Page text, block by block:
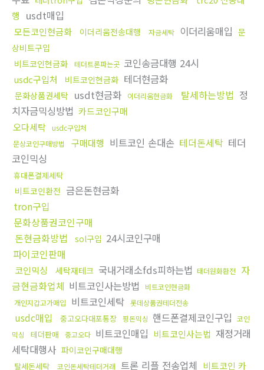
행
usdt매입
모든코인현금화 이더리움전송대행 자금세탁 이더리움매입 문
상비트구입
비트코인현금화
테더트론파는곳 코인송금대행 24시
usdc구입처 비트코인현금화 테더현금화
문화상품권세탁 usdt현금화 이더리움현금화 탈세하는방법 정
치자금믹싱방법 카드코인구매
오다세탁 usdc구입처
문상코인구매방법
구매대행 비트코인 손대손 테더돈세탁 테더
코인믹싱
휴대폰결제세탁
비트코인환전 금은돈현금화
tron구입
문화상품권코인구매
돈현금화방법
sol구입 24시코인구매
파이코인판매
코인믹싱 세탁재테크 국내거래소fds피하는법 태더원화환전 자
금현금화업체 비트코인사는방법
비트코인현금화
개인지갑고가매입
비트코인세탁 롯데상품권테더전송
usdc매입 중고오다대포통장 핑돈믹싱 핸드폰결제코인구입 코인
믹싱
테더판매 중고오다 비트코인매입 비트코인사는법 재정거래
세탁대행사 파이코인구매대행
탈세돈세탁 코인돈세탁테더거래 트론 리플 전송업체 비트코인 카